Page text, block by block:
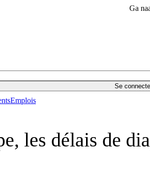
Ga
Se
Emplois
les délais de